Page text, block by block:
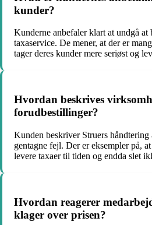
kunder?
Kunderne anbefaler klart at undgå at
taxaservice. De mener, at der er
tager deres kunder mere seriøst og
Hvordan beskrives
forudbestillinger?
Kunden beskriver Struers
gentagne fejl. Der er eksempler på,
levere taxaer til tiden og endda slet
Hvordan reagerer
klager over prisen?